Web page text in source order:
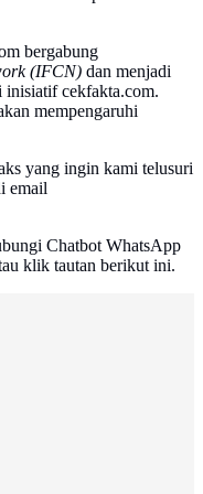
bergabung
(IFCN) dan menjadi
inisiatif cekfakta.com.
mempengaruhi
yang ingin kami telusuri
email
Chatbot WhatsApp
klik tautan berikut ini.